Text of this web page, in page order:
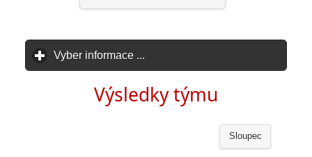
Vyber informace ...
Výsledky týmu
Sloupec